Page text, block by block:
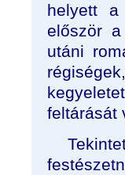
helyett a
először
utáni
feltárását